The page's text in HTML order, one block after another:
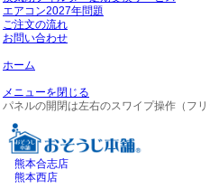
エアコン2027年問題
ご注文の流れ
お問い合わせ
ホーム
メニューを閉じる
パネルの開閉は左右のスワイプ操作（フ
熊本合志店
熊本西店